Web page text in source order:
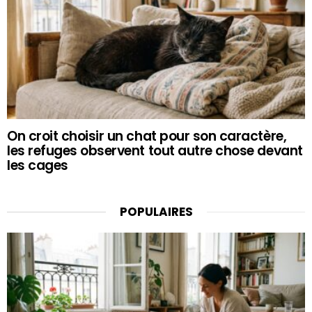
On croit choisir un chat pour son caractère,
les refuges observent tout autre chose devant
les cages
POPULAIRES